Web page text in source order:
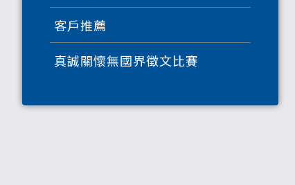
客戶推薦
真誠關懷無國界徵文比賽